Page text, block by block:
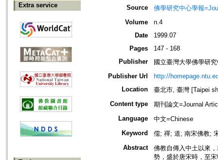
Extra service
Source
佛學研究中心學報
Volume
n.4
Date
1999.07
Pages
147 - 168
Publisher
國立臺灣大學佛學研
Publisher Url
http://
Location
臺北市, 臺灣 [Taipei
Content type
期刊論文=Journal
Language
中文=Chinese
Keyword
儒; 禪; 道; 南宋佛教;
Abstract
佛教自傳入中土以來
勢，盛於唐宋時，至